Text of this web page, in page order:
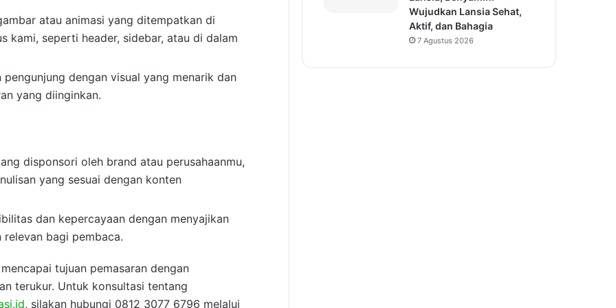
atau animasi yang ditempatkan di
kami, seperti header, sidebar, atau di dalam
pengunjung dengan visual yang menarik dan
yang diinginkan.
disponsori oleh brand atau perusahaanmu,
yang sesuai dengan konten
dan kepercayaan dengan menyajikan
bagi pembaca.
tujuan pemasaran dengan
terukur. Untuk konsultasi tentang
, silakan hubungi 0812 3077 6796 melalui
Wujudkan Lansia Sehat,
Aktif, dan Bahagia
7 Agustus 2026